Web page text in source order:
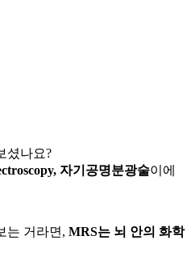
셨나요?
자기공명분광술이에
는 거라면, MRS는 뇌 안의 화학